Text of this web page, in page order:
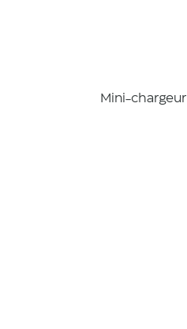
Mini-chargeur